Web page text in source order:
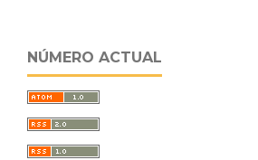
NÚMERO ACTUAL